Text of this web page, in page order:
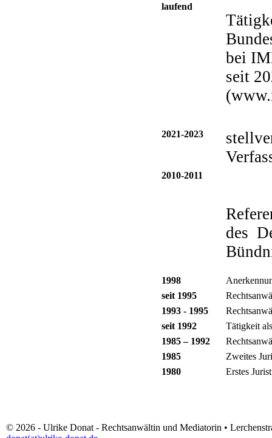
laufend
bei
seit
2021-2023
2010-2011
des
1998
seit 1995
1993 - 1995
seit 1992
Tätigkeit
1985 – 1992
1985
Zweites
1980
Erstes
© 2026 - Ulrike Donat - Rechtsanwältin und Mediatorin •